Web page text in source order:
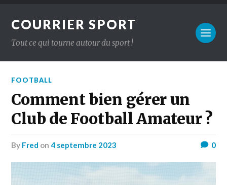
COURRIER SPORT
Tout ce qui tourne autour du sport !
FOOTBALL
Comment bien gérer un
Club de Football Amateur ?
by Fred on4 septembre 2023 0